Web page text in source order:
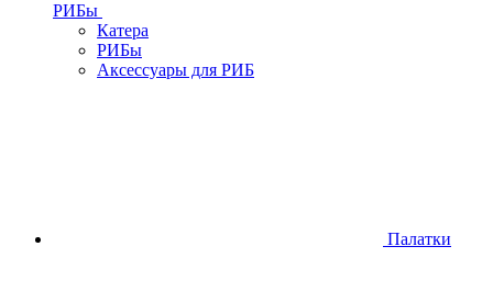
РИБы
Катера
РИБы
Аксессуары для РИБ
Палатки